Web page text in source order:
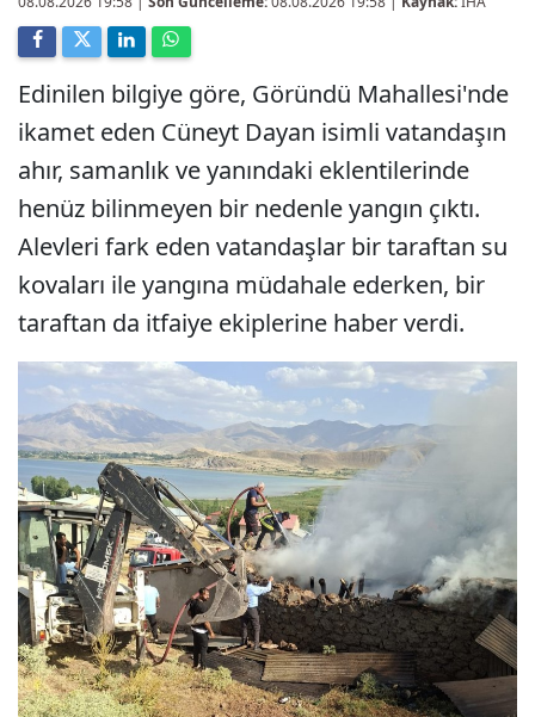
Edinilen bilgiye göre, Göründü Mahallesi'nde
ikamet eden Cüneyt Dayan isimli vatandaşın
ahır, samanlık ve yanındaki eklentilerinde
henüz bilinmeyen bir nedenle yangın çıktı.
Alevleri fark eden vatandaşlar bir taraftan su
kovaları ile yangına müdahale ederken, bir
taraftan da itfaiye ekiplerine haber verdi.